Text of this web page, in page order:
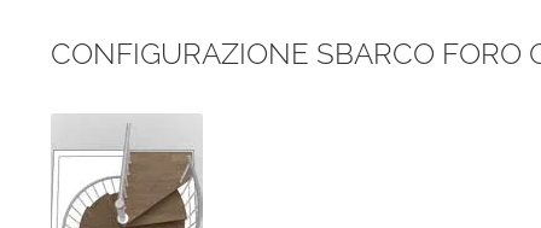
CONFIGURAZIONE SBARCO FORO